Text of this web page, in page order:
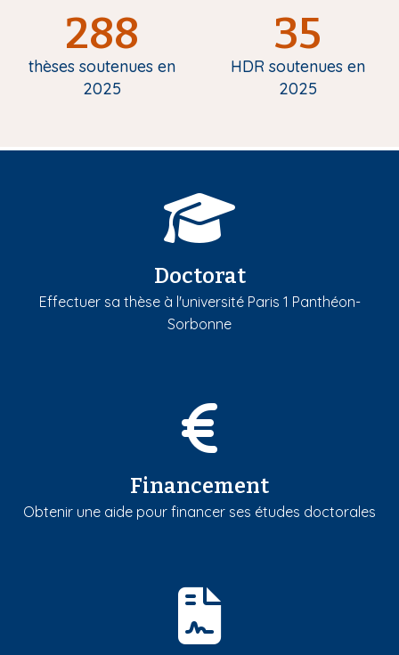
288
thèses soutenues en
2025
35
HDR soutenues en
2025
Doctorat
Effectuer sa thèse à l'université Paris 1 Panthéon-
Sorbonne
Financement
Obtenir une aide pour financer ses études doctorales